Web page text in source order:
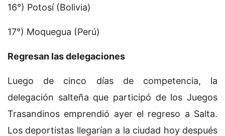
16°) Potosí (Bolivia)
17°) Moquegua (Perú)
Regresan las delegaciones
Luego de cinco días de competencia, la
delegación salteña que participó de los Juegos
Trasandinos emprendió ayer el regreso a Salta.
Los deportistas llegarían a la ciudad hoy después